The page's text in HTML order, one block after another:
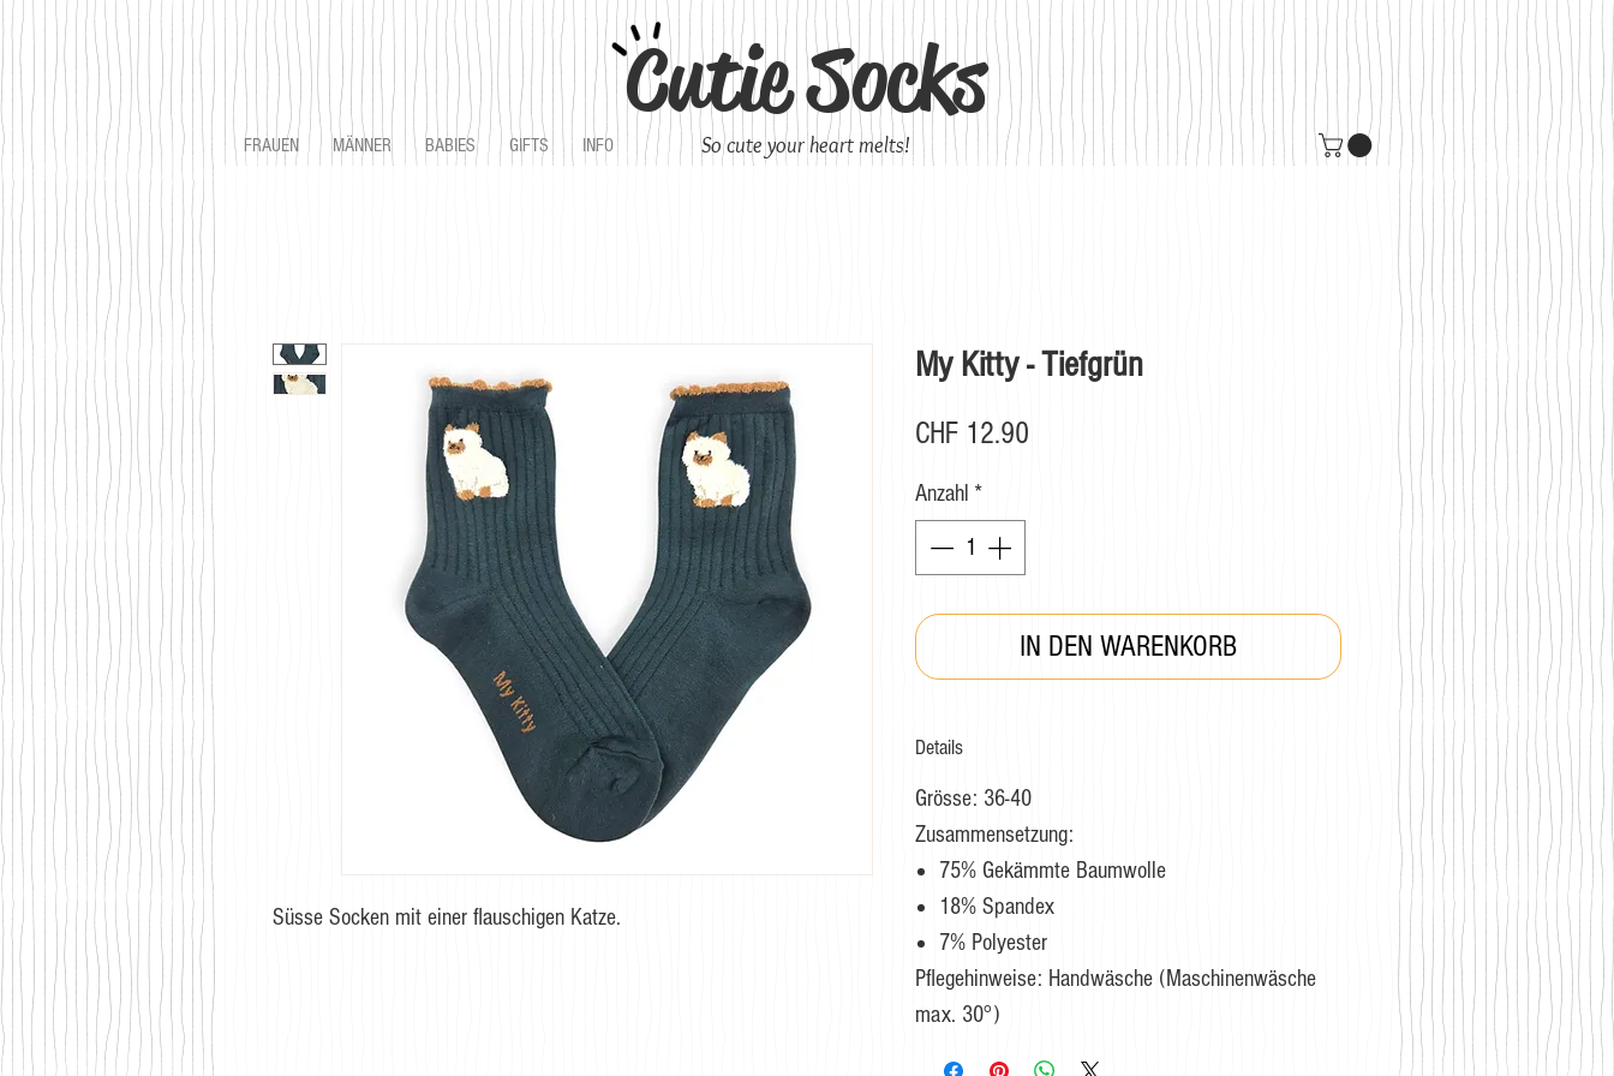
Cutie Socks
FRAUEN MÄNNER BABIES GIFTS INFO So cute your heart melts!
Süsse Socken mit einer flauschigen Katze.
My Kitty - Tiefgrün
CHF 12.90
Anzahl *
IN DEN WARENKORB
Details
Grösse: 36-40
Zusammensetzung:
75% Gekämmte Baumwolle
18% Spandex
7% Polyester
Pflegehinweise: Handwäsche (Maschinenwäsche
max. 30°)